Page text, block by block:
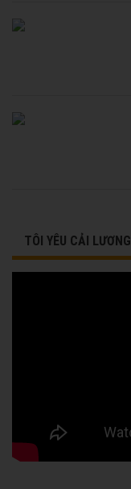
TÔI YÊU CẢI LƯƠNG